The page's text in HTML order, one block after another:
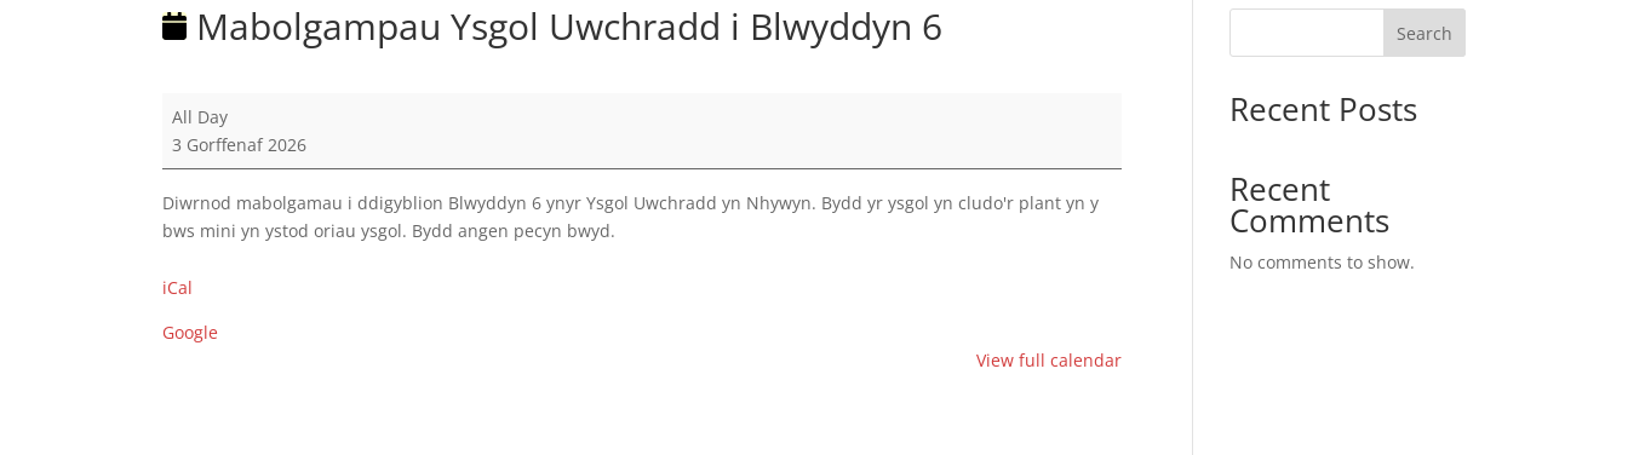
Mabolgampau Ysgol Uwchradd i Blwyddyn 6
Mabolgampau
Ysgol
Blwyddyn
6
All Day
3 Gorffenaf 2026
Diwrnod mabolgamau i ddigyblion Blwyddyn 6 ynyr Ysgol Uwchradd yn Nhywyn. Bydd yr ysgol yn cludo'r plant yn y
bws mini yn ystod oriau ysgol. Bydd angen pecyn bwyd.
iCal
Google
View full calendar
Search
Recent Posts
Recent
Comments
No comments to show.